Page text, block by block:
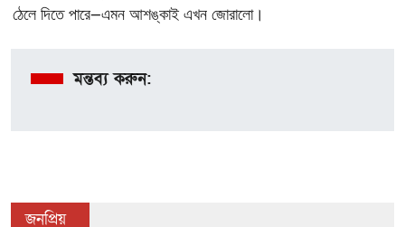
ঠেলে দিতে পারে—এমন আশঙ্কাই এখন জোরালো।
মন্তব্য করুন:
জনপ্রিয়